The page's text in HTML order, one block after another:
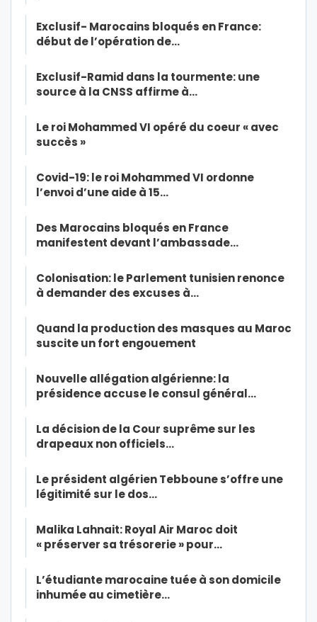
Exclusif- Marocains bloqués en France:
début de l’opération de…
Exclusif-Ramid dans la tourmente: une
source à la CNSS affirme à…
Le roi Mohammed VI opéré du coeur « avec
succès »
Covid-19: le roi Mohammed VI ordonne
l’envoi d’une aide à 15…
Des Marocains bloqués en France
manifestent devant l’ambassade…
Colonisation: le Parlement tunisien renonce
à demander des excuses à…
Quand la production des masques au Maroc
suscite un fort engouement
Nouvelle allégation algérienne: la
présidence accuse le consul général…
La décision de la Cour suprême sur les
drapeaux non officiels…
Le président algérien Tebboune s’offre une
légitimité sur le dos…
Malika Lahnait: Royal Air Maroc doit
« préserver sa trésorerie » pour…
L’étudiante marocaine tuée à son domicile
inhumée au cimetière…